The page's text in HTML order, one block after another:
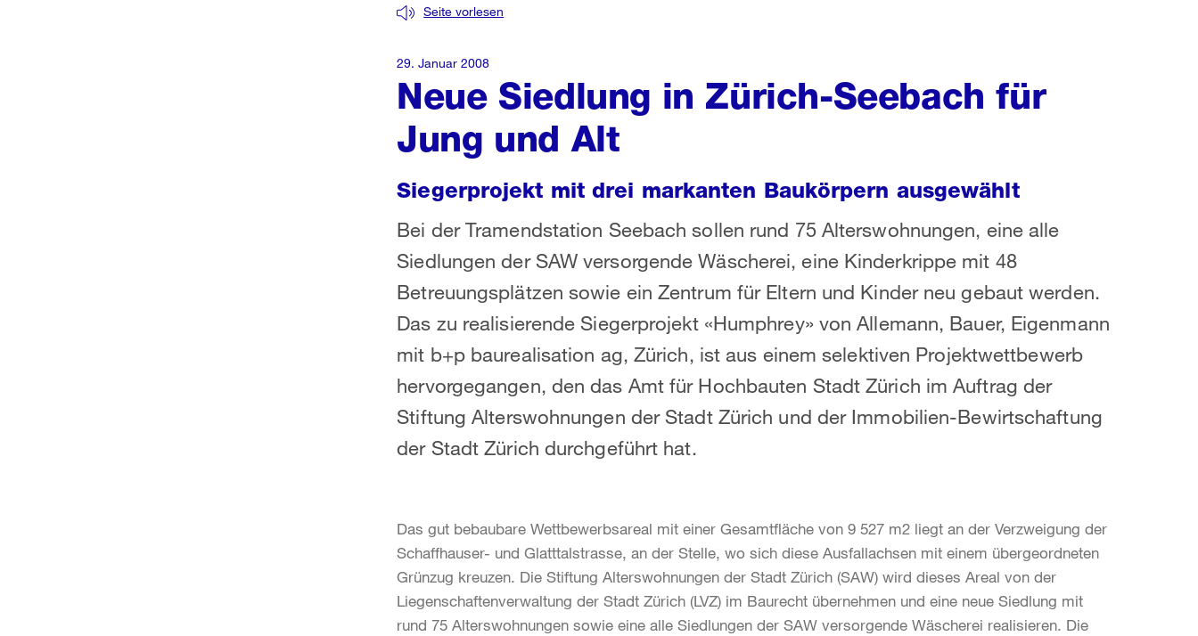
Neue Siedlung in Zürich-Seebach für
Jung und Alt
Seite vorlesen
Siegerprojekt mit drei markanten Baukörpern ausgewählt
Bei der Tramendstation Seebach sollen rund 75 Alterswohnungen, eine alle
Siedlungen der SAW versorgende Wäscherei, eine Kinderkrippe mit 48
Betreuungsplätzen sowie ein Zentrum für Eltern und Kinder neu gebaut werden.
Das zu realisierende Siegerprojekt «Humphrey» von Allemann, Bauer, Eigenmann
mit b+p baurealisation ag, Zürich, ist aus einem selektiven Projektwettbewerb
hervorgegangen, den das Amt für Hochbauten Stadt Zürich im Auftrag der
Stiftung Alterswohnungen der Stadt Zürich und der Immobilien-Bewirtschaftung
der Stadt Zürich durchgeführt hat.
29. Januar 2008
Das gut bebaubare Wettbewerbsareal mit einer Gesamtfläche von 9 527 m2 liegt an der Verzweigung der
Schaffhauser- und Glatttalstrasse, an der Stelle, wo sich diese Ausfallachsen mit einem übergeordneten
Grünzug kreuzen. Die Stiftung Alterswohnungen der Stadt Zürich (SAW) wird dieses Areal von der
Liegenschaftenverwaltung der Stadt Zürich (LVZ) im Baurecht übernehmen und eine neue Siedlung mit
rund 75 Alterswohnungen sowie eine alle Siedlungen der SAW versorgende Wäscherei realisieren. Die